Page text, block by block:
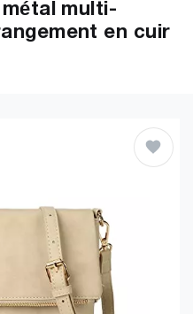
multi-
en cuir